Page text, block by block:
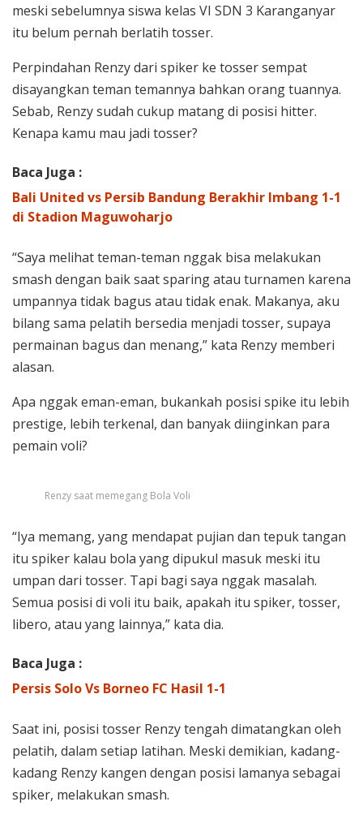
meski sebelumnya siswa kelas VI SDN 3 Karanganyar
itu belum pernah berlatih tosser.
Perpindahan Renzy dari spiker ke tosser sempat
disayangkan teman temannya bahkan orang tuannya.
Sebab, Renzy sudah cukup matang di posisi hitter.
Kenapa kamu mau jadi tosser?
Baca Juga :
Bali United vs Persib Bandung Berakhir Imbang 1-1
di Stadion Maguwoharjo
“Saya melihat teman-teman nggak bisa melakukan
smash dengan baik saat sparing atau turnamen karena
umpannya tidak bagus atau tidak enak. Makanya, aku
bilang sama pelatih bersedia menjadi tosser, supaya
permainan bagus dan menang,” kata Renzy memberi
alasan.
Apa nggak eman-eman, bukankah posisi spike itu lebih
prestige, lebih terkenal, dan banyak diinginkan para
pemain voli?
Renzy saat memegang Bola Voli
“Iya memang, yang mendapat pujian dan tepuk tangan
itu spiker kalau bola yang dipukul masuk meski itu
umpan dari tosser. Tapi bagi saya nggak masalah.
Semua posisi di voli itu baik, apakah itu spiker, tosser,
libero, atau yang lainnya,” kata dia.
Baca Juga :
Persis Solo Vs Borneo FC Hasil 1-1
Saat ini, posisi tosser Renzy tengah dimatangkan oleh
pelatih, dalam setiap latihan. Meski demikian, kadang-
kadang Renzy kangen dengan posisi lamanya sebagai
spiker, melakukan smash.